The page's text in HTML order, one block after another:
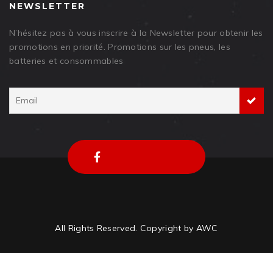
NEWSLETTER
N’hésitez pas à vous inscrire à la Newsletter pour obtenir les
promotions en priorité. Promotions sur les pneus, les
batteries et consommables
All Rights Reserved. Copyright by AWC